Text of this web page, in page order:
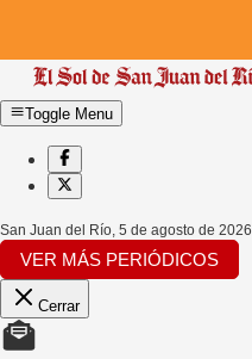
Toggle Menu
San Juan del Río, 5 de agosto de 2026
VER MÁS PERIÓDICOS
Cerrar